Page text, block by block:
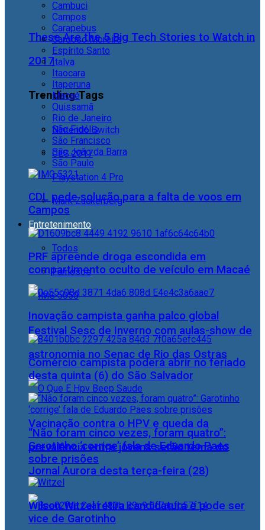
These Are the 5 Big Tech Stories to Watch in
2017
Trending Tags
Nintendo Switch
CES 2017
Playstation 4 Pro
Mark Zuckerberg
Entretenimento
Todos
Famosos
Festival Sesc de Inverno com aulas-show de
astronomia no Senac de Rio das Ostras
Vacinação contra o HPV e queda da
prevalência entre jovens serão tema do
Jornal Aurora desta terça-feira (28)
Cambuci
Campos
Carapebus
Cardoso Moreira
Espírito Santo
Italva
Itaocara
Itaperuna
Macaé
Quissamã
Rio de Janeiro
São Fidélis
São Francisco
São João da Barra
São Paulo
CDL pede solução para a falta de voos em
Campos
PRF apreende droga escondida em
compartimento oculto de veículo em Macaé
Inovação campista ganha palco global
Comércio campista poderá abrir no feriado
desta quinta (6) do São Salvador
“Não foram cinco vezes, foram quatro”:
Garotinho ‘corrige’ fala de Eduardo Paes
sobre prisões
Wilson Witzel retira candidatura e pode ser
vice de Garotinho